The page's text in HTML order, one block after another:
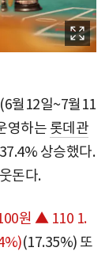
월12일~7월11
영하는 롯데관
상승했다.
돈다.
원 ▲ 110 1.
(17.35%) 또